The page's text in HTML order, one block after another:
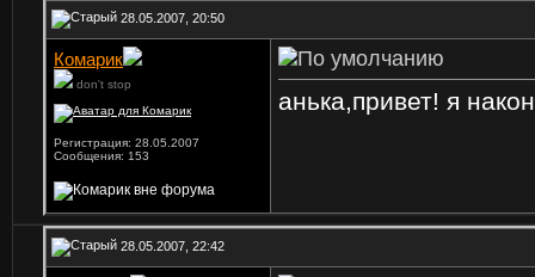
28.05.2007, 20:50
Комарик
don't stop
Регистрация: 28.05.2007
Сообщения: 153
анька,привет! я
28.05.2007, 22:42